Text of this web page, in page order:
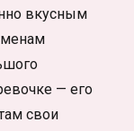
вкусным
— его
свои